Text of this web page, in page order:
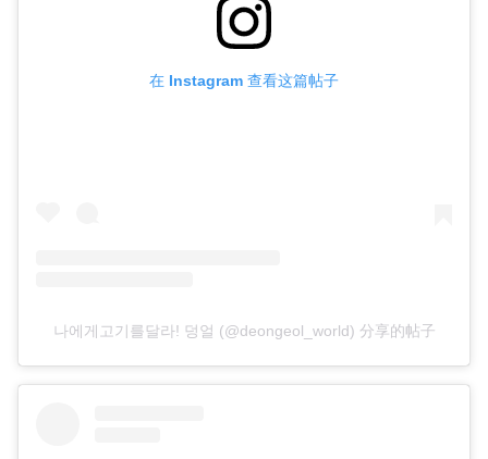
在 Instagram 查看这篇帖子
나에게고기를달라! 덩얼 (@deongeol_world) 分享的帖子